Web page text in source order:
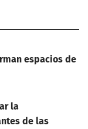
espacios de
la
de las